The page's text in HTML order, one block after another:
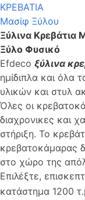
ΚΡΕΒΑΤΙΑ
Μασίφ Ξύλου
Ξύλινα
Ξύλο Φυσικό
Efdeco ξύλινα
ημίδιπλα και όλα
υλικών και στυλ
Όλες οι
διαχρονικες και
στήριξη. Το
κρεβατοκάμαρας
στο χώρο της
Επιλέξτε,
κατάστημα 1200